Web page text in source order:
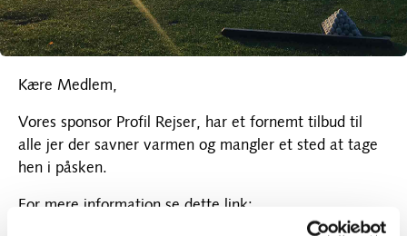
Kære Medlem,
Vores sponsor Profil Rejser, har et fornemt tilbud til
alle jer der savner varmen og mangler et sted at tage
hen i påsken.
For mere information se dette link: